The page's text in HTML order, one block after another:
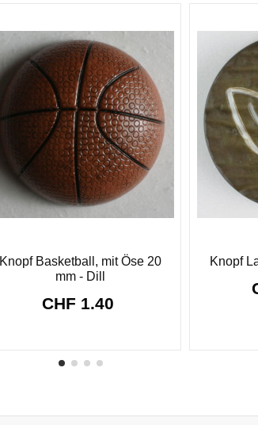
Knopf Basketball, mit Öse 20
mm - Dill
CHF 1.40
Knopf